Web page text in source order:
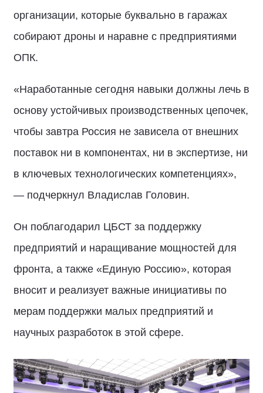
организации, которые буквально в гаражах
собирают дроны и наравне с предприятиями
ОПК.
«Наработанные сегодня навыки должны лечь в
основу устойчивых производственных цепочек,
чтобы завтра Россия не зависела от внешних
поставок ни в компонентах, ни в экспертизе, ни
в ключевых технологических компетенциях»,
— подчеркнул Владислав Головин.
Он поблагодарил ЦБСТ за поддержку
предприятий и наращивание мощностей для
фронта, а также «Единую Россию», которая
вносит и реализует важные инициативы по
мерам поддержки малых предприятий и
научных разработок в этой сфере.